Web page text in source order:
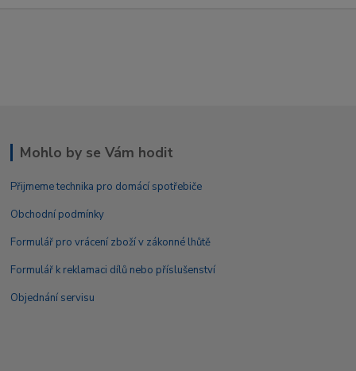
Mohlo by se Vám hodit
Přijmeme technika pro domácí spotřebiče
Obchodní podmínky
Formulář pro vrácení zboží v zákonné lhůtě
Formulář k reklamaci dílů nebo příslušenství
Objednání servisu